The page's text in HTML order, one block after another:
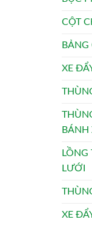
CỘT
BẢNG
XE
BÁNH
LỒNG
LƯỚI
XE